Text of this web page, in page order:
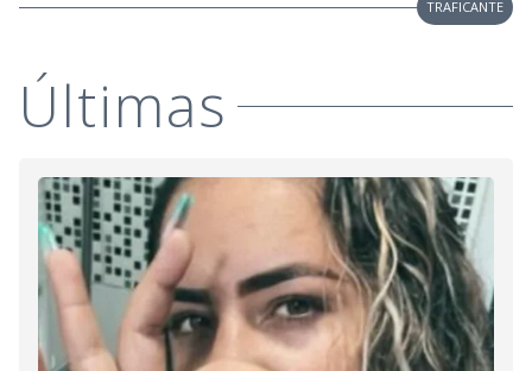
V
i
d
e
o
d TRAFICANTE
Últimas